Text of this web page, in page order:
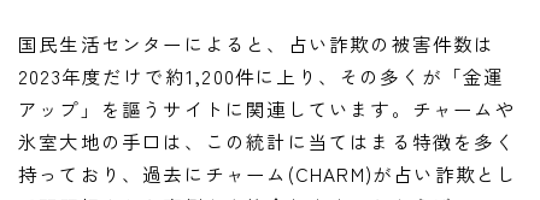
国民生活センターによると、占い詐欺の被害件数は
2023年度だけで約1,200件に上り、その多くが「金運
アップ」を謳うサイトに関連しています。チャームや
氷室大地の手口は、この統計に当てはまる特徴を多く
持っており、過去にチャーム(CHARM)が占い詐欺とし